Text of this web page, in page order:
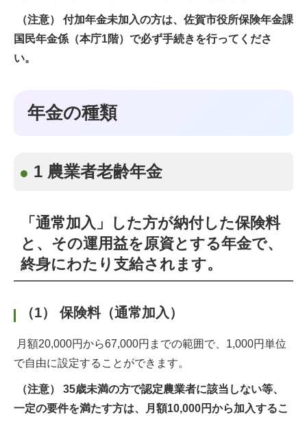
（注意） 付加年金未加入の方は、佐賀市役所保険年金課
国民年金係（本庁1階）で必ず手続きを行ってくださ
い。
年金の種類
1 農業者老齢年金
「通常加入」した方が納付した保険料
と、その運用益を原資とする年金で、
終身にわたり支給されます。
（1） 保険料（通常加入）
月額20,000円から67,000円までの範囲で、1,000円単位
で自由に設定することができます。
（注意） 35歳未満の方で認定農業者に該当しない等、
一定の要件を満たす方は、月額10,000円から加入するこ